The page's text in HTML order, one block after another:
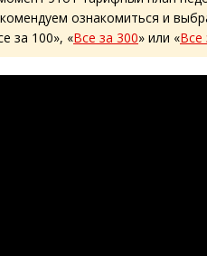
ознакомиться и
за 100», «Все за 300» или «Все